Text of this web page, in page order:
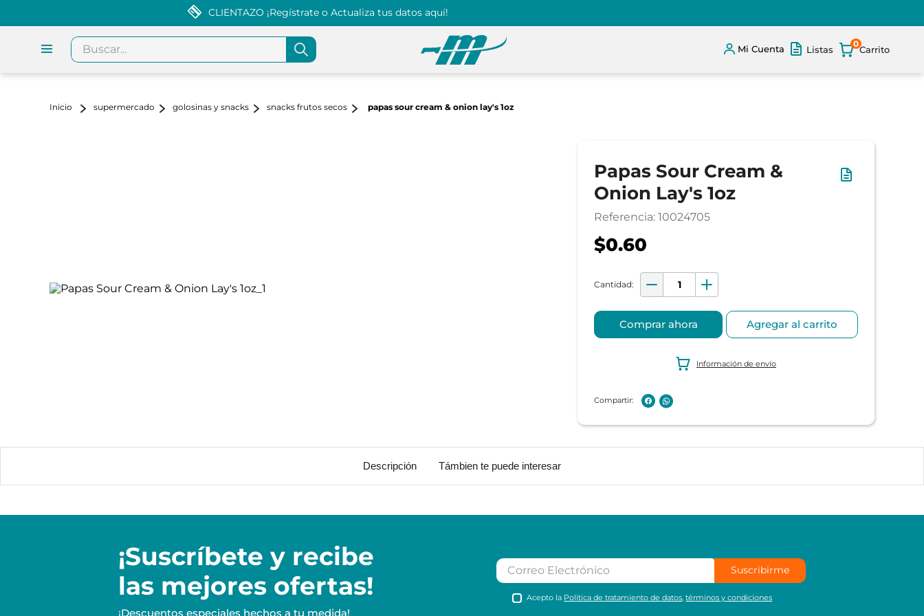
CLIENTAZO ¡Regístrate o Actualiza tus datos aquí!
Buscar...
Mi Cuenta Listas
0
supermercado golosinas y snacks snacks frutos secos papas sour cream & onion lay's 1oz
Papas Sour Cream &
Onion Lay's 1oz
Referencia: 10024705
$0.60
Comprar ahora Agregar al carrito
Información de envío
Descripción Támbien te puede interesar
¡Suscríbete y recibe
las mejores ofertas!
¡Descuentos especiales hechos a tu medida!
Suscribirme
Acepto la Política de tratamiento de datos ,términos y condiciones